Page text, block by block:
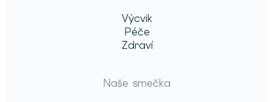
Výcvik
Péče
Zdraví
Naše smečka